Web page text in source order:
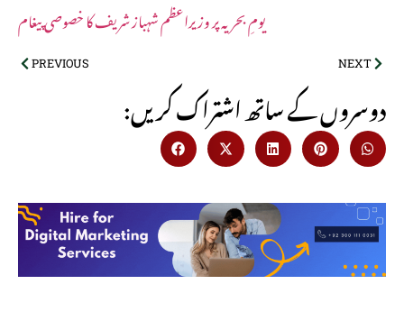
یومِ بحریہ پر وزیراعظم شہباز شریف کا خصوصی پیغام
PREVIOUS NEXT
:دوسروں کے ساتھ اشتراک کریں